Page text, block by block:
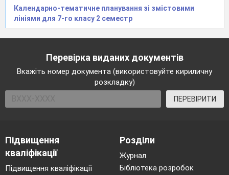
Календарно-тематичне планування зі змістовими
лініями для 7-го класу 2 семестр
Перевірка виданих документів
Вкажіть номер документа (використовуйте кириличну
розкладку)
ПЕРЕВІРИТИ
Підвищення
кваліфікації
Підвищення кваліфікації
Розділи
Журнал
Бібліотека розробок